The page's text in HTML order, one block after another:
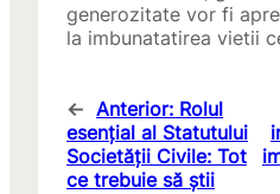
generozitate vor fi
la imbunatatirea vietii
← Anterior: Rolul
esențial al Statutului
Societății Civile: Tot
ce trebuie să știi